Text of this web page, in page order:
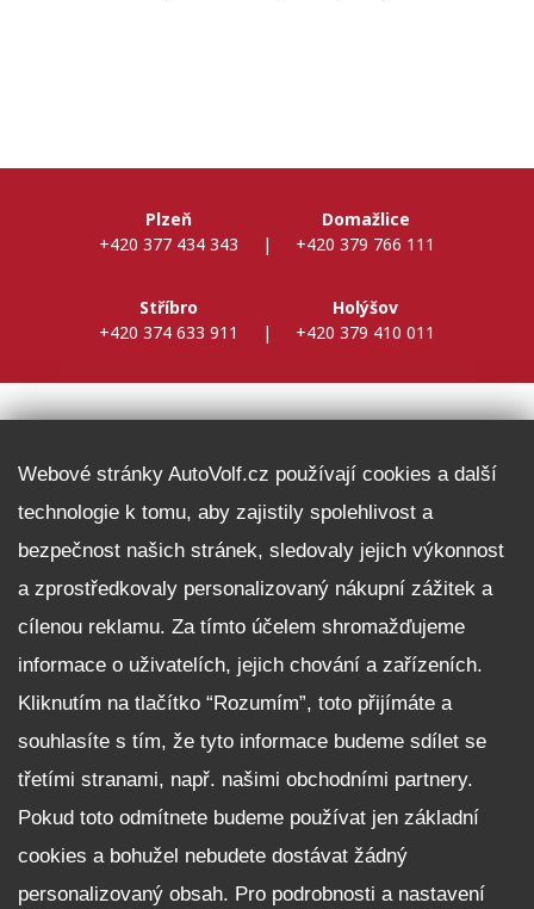
Plzeň
+420 377 434 343
|
Domažlice
+420 379 766 111
Stříbro
+420 374 633 911
|
Holýšov
+420 379 410 011
Fleet program Škoda
Nabídka zaměstnání
Facebook
Reklamační řád
Zásady zpracování osobních údajů pro zákazníky
Upozornění pro věřitele a společníky na jejich práva
Nastavení cookies
Webové stránky AutoVolf.cz používají cookies a další
technologie k tomu, aby zajistily spolehlivost a
bezpečnost našich stránek, sledovaly jejich výkonnost
a zprostředkovaly personalizovaný nákupní zážitek a
cílenou reklamu. Za tímto účelem shromažďujeme
informace o uživatelích, jejich chování a zařízeních.
Kliknutím na tlačítko “Rozumím”, toto přijímáte a
souhlasíte s tím, že tyto informace budeme sdílet se
třetími stranami, např. našimi obchodními partnery.
Pokud toto odmítnete budeme používat jen základní
cookies a bohužel nebudete dostávat žádný
personalizovaný obsah. Pro podrobnosti a nastavení